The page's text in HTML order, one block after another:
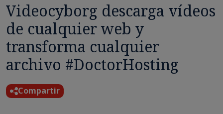
Videocyborg descarga vídeos
de cualquier web y
transforma cualquier
archivo #DoctorHosting
Compartir